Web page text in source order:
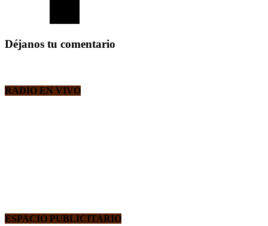
Déjanos tu comentario
RADIO EN VIVO
ESPACIO PUBLICITARIO